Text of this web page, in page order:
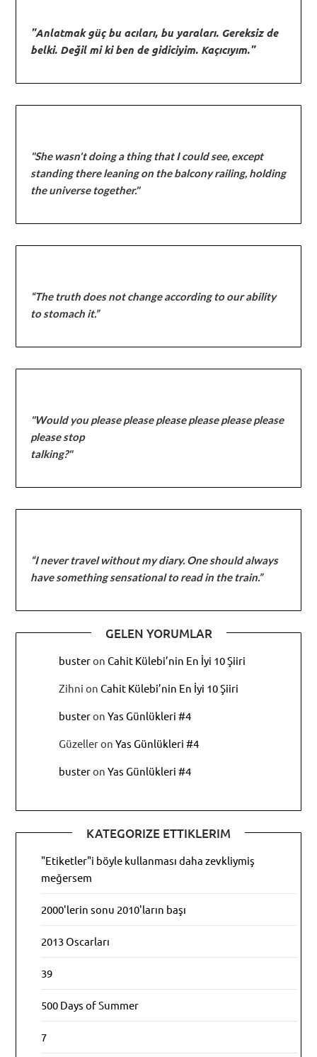
"Anlatmak güç bu acıları, bu yaraları. Gereksiz de
belki. Değil mi ki ben de gidiciyim. Kaçıcıyım."
"She wasn't doing a thing that I could see, except
standing there leaning on the balcony railing, holding
the universe together."
“The truth does not change according to our ability
to stomach it.”
"Would you please please please please please please
please stop
talking?"
“I never travel without my diary. One should always
have something sensational to read in the train.”
GELEN YORUMLAR
busteronCahit Külebi’nin En İyi 10 Şiiri
Zihni onCahit Külebi’nin En İyi 10 Şiiri
busteronYas Günlükleri #4
GüzelleronYas Günlükleri #4
busteronYas Günlükleri #4
KATEGORIZE ETTIKLERIM
"Etiketler"i böyle kullanması daha zevkliymiş
meğersem
2000'lerin sonu 2010'ların başı
2013 Oscarları
39
500 Days of Summer
7